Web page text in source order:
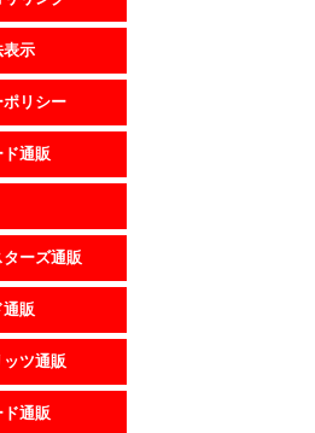
表示
ポリシー
通販
ーズ通販
販
ツ通販
通販